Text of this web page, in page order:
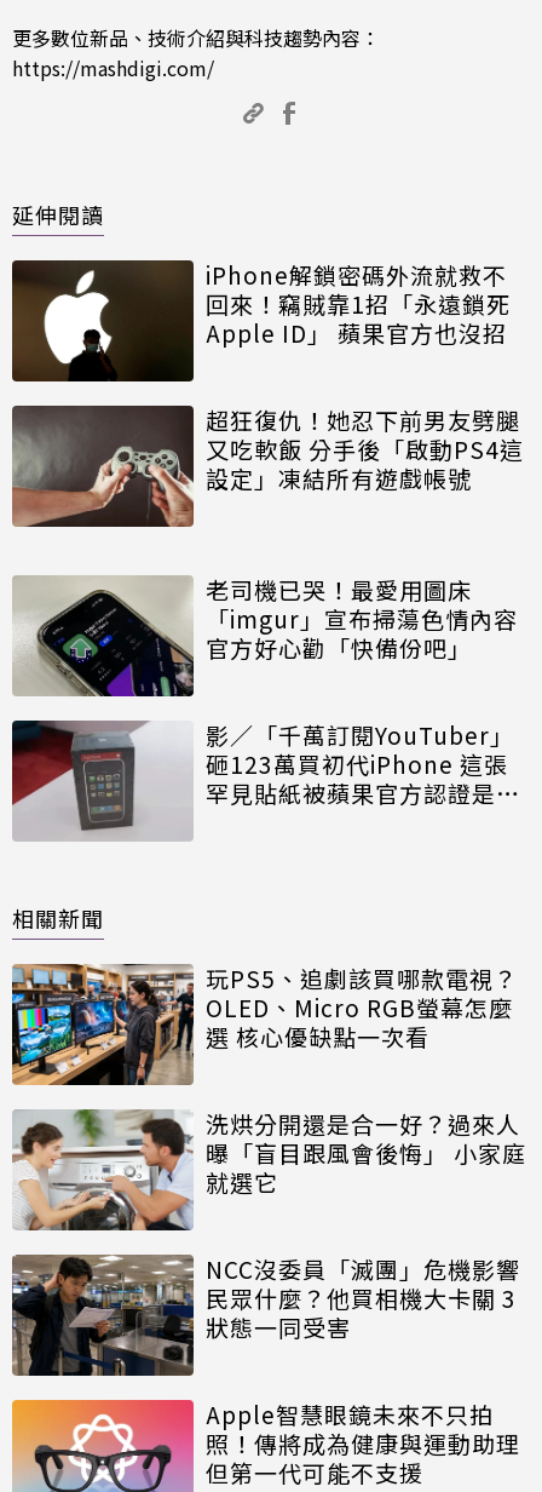
更多數位新品、技術介紹與科技趨勢內容：
https://mashdigi.com/
延伸閱讀
iPhone解鎖密碼外流就救不
回來！竊賊靠1招「永遠鎖死
Apple ID」 蘋果官方也沒招
超狂復仇！她忍下前男友劈腿
又吃軟飯 分手後「啟動PS4這
設定」凍結所有遊戲帳號
老司機已哭！最愛用圖床
「imgur」宣布掃蕩色情內容
官方好心勸「快備份吧」
影／「千萬訂閱YouTuber」
砸123萬買初代iPhone 這張
罕見貼紙被蘋果官方認證是真
相關新聞
玩PS5、追劇該買哪款電視？
OLED、Micro RGB螢幕怎麼
選 核心優缺點一次看
洗烘分開還是合一好？過來人
曝「盲目跟風會後悔」 小家庭
就選它
NCC沒委員「滅團」危機影響
民眾什麼？他買相機大卡關 3
狀態一同受害
Apple智慧眼鏡未來不只拍
照！傳將成為健康與運動助理
但第一代可能不支援